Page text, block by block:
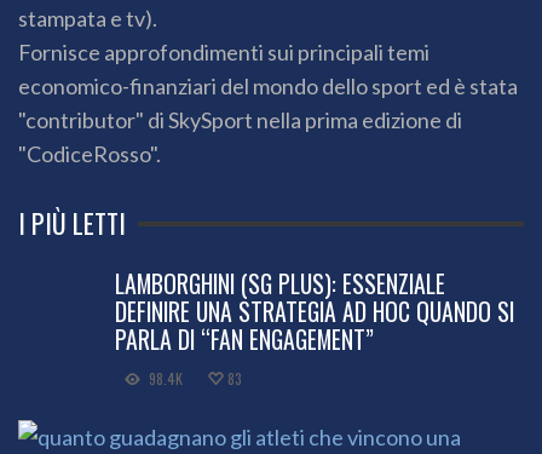
stampata e tv).
Fornisce approfondimenti sui principali temi
economico-finanziari del mondo dello sport ed è stata
"contributor" di SkySport nella prima edizione di
"CodiceRosso".
I PIÙ LETTI
LAMBORGHINI (SG PLUS): ESSENZIALE
DEFINIRE UNA STRATEGIA AD HOC QUANDO SI
PARLA DI “FAN ENGAGEMENT”
98.4K 83